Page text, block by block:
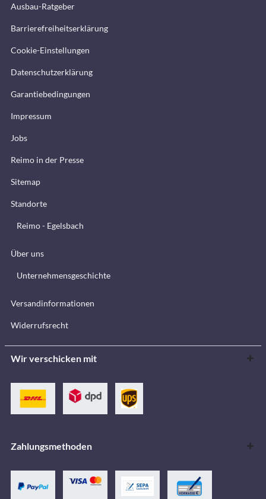
Ausbau-Ratgeber
Barrierefreiheitserklärung
Cookie-Einstellungen
Datenschutzerklärung
Garantiebedingungen
Impressum
Jobs
Reimo in der Presse
Sitemap
Standorte
Reimo - Egelsbach
Über uns
Unternehmensgeschichte
Versandinformationen
Widerrufsrecht
Wir verschicken mit
Zahlungsmethoden